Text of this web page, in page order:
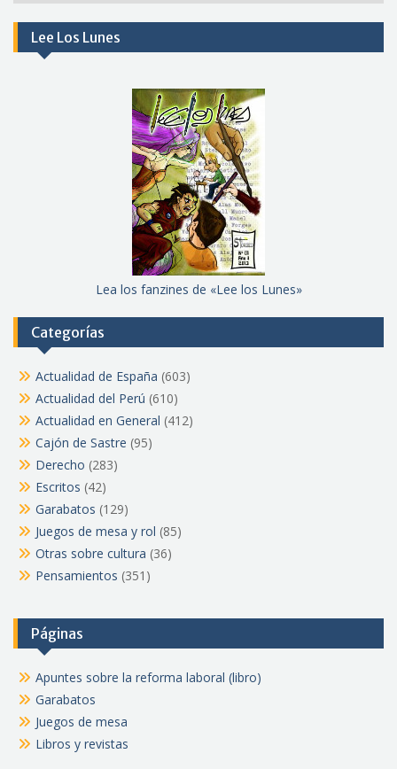
Lee Los Lunes
Lea los fanzines de «Lee los Lunes»
Categorías
Actualidad de España (603)
Actualidad del Perú (610)
Actualidad en General (412)
Cajón de Sastre (95)
Derecho (283)
Escritos (42)
Garabatos (129)
Juegos de mesa y rol (85)
Otras sobre cultura (36)
Pensamientos (351)
Páginas
Apuntes sobre la reforma laboral (libro)
Garabatos
Juegos de mesa
Libros y revistas